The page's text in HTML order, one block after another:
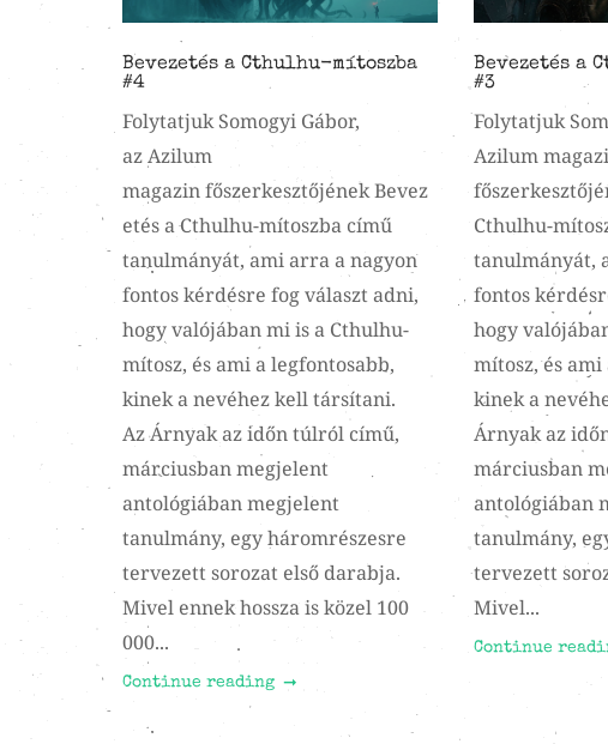
Bevezetés a Cthulhu-mítoszba
#4
Folytatjuk Somogyi Gábor,
az Azilum
magazin főszerkesztőjének Bevez
etés a Cthulhu-mítoszba című
tanulmányát, ami arra a nagyon
fontos kérdésre fog választ adni,
hogy valójában mi is a Cthulhu-
mítosz, és ami a legfontosabb,
kinek a nevéhez kell társítani.
Az Árnyak az időn túlról című,
márciusban megjelent
antológiában megjelent
tanulmány, egy háromrészesre
tervezett sorozat első darabja.
Mivel ennek hossza is közel 100
000...
Continue reading
Bevezetés a
#3
Folytatjuk
Azilum
Cthulhu-
tanulmányát,
fontos
hogy
mítosz, és
kinek a
Árnyak az
márciusban
antológiában
tanulmány,
tervezett
Mivel...
Continue